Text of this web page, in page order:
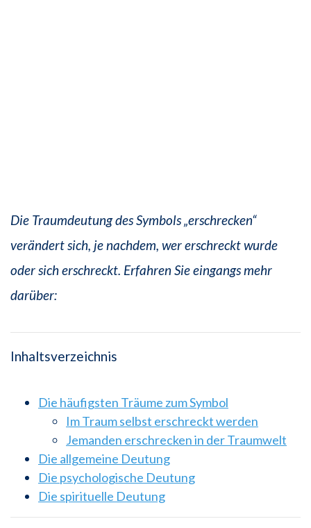
Die Traumdeutung des Symbols „erschrecken“
verändert sich, je nachdem, wer erschreckt wurde
oder sich erschreckt. Erfahren Sie eingangs mehr
darüber:
Inhaltsverzeichnis
Die häufigsten Träume zum Symbol
Im Traum selbst erschreckt werden
Jemanden erschrecken in der Traumwelt
Die allgemeine Deutung
Die psychologische Deutung
Die spirituelle Deutung